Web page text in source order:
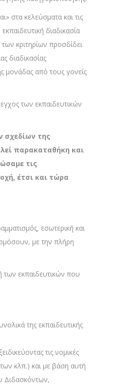
στα κελεύσματα και τις
διαδικασία
κριτηρίων προσδίδει
διαδικασίας
μονάδας από τους γονείς
των εκπαιδευτικών
σχεδίων της
παρακαταθήκη και
τις
έτσι και τώρα
εσωτερική και
με την πλήρη
των εκπαιδευτικών που
της εκπαιδευτικής
τις νομικές
κλπ.) και με βάση αυτή
Διδασκόντων,